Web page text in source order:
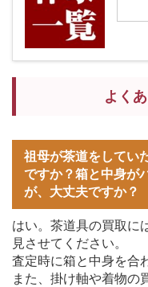
よく
祖母が茶道をしてい
ですか？箱と中身が
が、大丈夫ですか？
はい。茶道具の買取に
見させてください。
査定時に箱と中身を合
また、掛け軸や着物の